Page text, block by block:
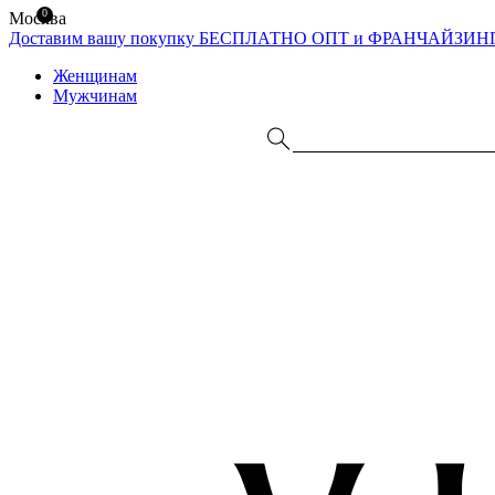
Москва
Доставим вашу покупку БЕСПЛАТНО ОПТ и
Женщинам
Мужчинам
0